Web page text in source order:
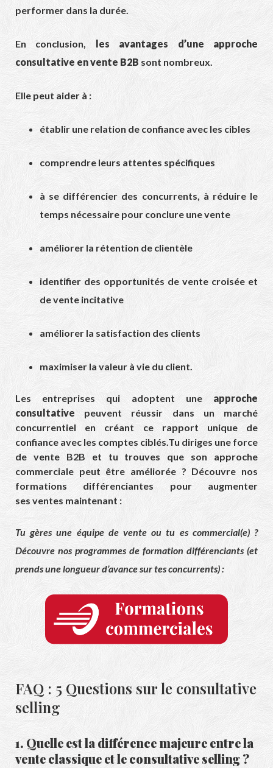
performer dans la durée.
En conclusion,
les avantages d’une approche
consultative en vente B2B sont nombreux.
Elle peut aider à :
établir une relation de confiance avec les cibles
comprendre leurs attentes spécifiques
à se différencier des concurrents, à réduire le
temps nécessaire pour conclure une vente
améliorer la rétention de clientèle
identifier des opportunités de vente croisée et
de vente incitative
améliorer la satisfaction des clients
maximiser la valeur à vie du client.
Les entreprises qui adoptent une approche
consultative peuvent réussir dans un marché
concurrentiel en créant ce rapport unique de
confiance avec les comptes ciblés.Tu diriges une force
de vente B2B et tu trouves que son approche
commerciale peut être améliorée ? Découvre nos
formations différenciantes pour augmenter
ses ventes maintenant :
Tu gères une équipe de vente ou tu es commercial(e) ?
Découvre nos programmes de formation différenciants (et
prends une longueur d’avance sur tes concurrents) :
FAQ : 5 Questions sur le consultative
selling
1. Quelle est la différence majeure entre la
vente classique et le consultative selling ?